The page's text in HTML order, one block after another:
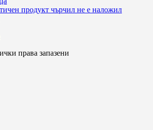
продукт чърчил не е наложил
права запазени